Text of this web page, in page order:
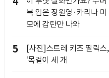
복 입은 장원영·카리나 미
모에 감탄만 나와
5
[사진]스트레 키즈 필릭스,
'목걸이 세 개